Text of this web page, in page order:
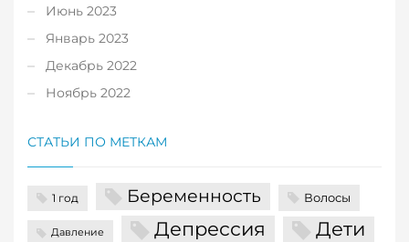
Июнь 2023
Январь 2023
Декабрь 2022
Ноябрь 2022
СТАТЬИ ПО МЕТКАМ
1 год Беременность Волосы
Давление Депрессия Дети